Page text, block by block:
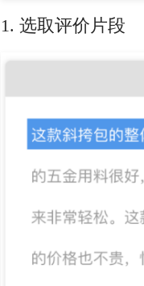
1. 选取评价片段